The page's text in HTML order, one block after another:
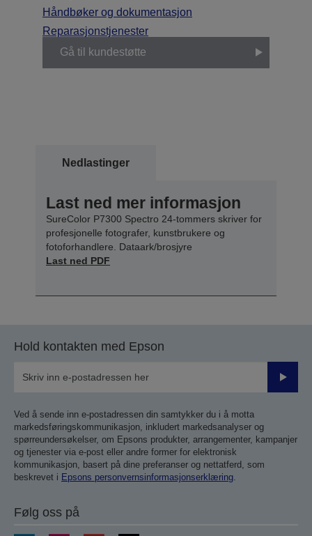
Håndbøker og dokumentasjon
Reparasjonstjenester
Gå til kundestøtte
Nedlastinger
Last ned mer informasjon
SureColor P7300 Spectro 24-tommers skriver for
profesjonelle fotografer, kunstbrukere og
fotoforhandlere. Dataark/brosjyre
Last ned PDF
Hold kontakten med Epson
Send
Ved å sende inn e-postadressen din samtykker du i å motta
markedsføringskommunikasjon, inkludert markedsanalyser og
spørreundersøkelser, om Epsons produkter, arrangementer, kampanjer
og tjenester via e-post eller andre former for elektronisk
kommunikasjon, basert på dine preferanser og nettatferd, som
beskrevet i Epsons personvernsinformasjonserklæring
Følg oss på